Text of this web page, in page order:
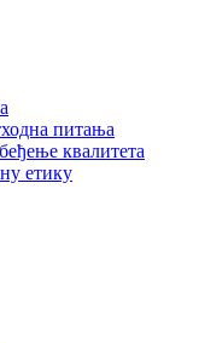
питања
квалитета
етику